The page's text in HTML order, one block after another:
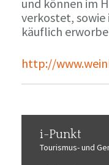
und können im
verkostet, sowie
käuflich
http://
i-Punkt
Tourismus-und